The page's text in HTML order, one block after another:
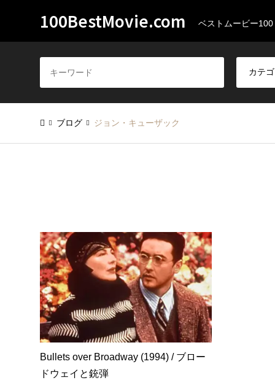
100BestMovie.com ベストムービー100
ブログ ジョン・キューザック
Bullets over Broadway (1994) / ブロー
ドウェイと銃弾